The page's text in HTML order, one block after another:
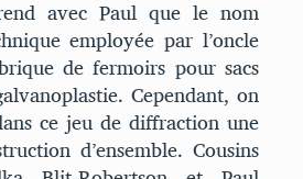
avec Paul que le nom
employée par l’oncle
de fermoirs pour sacs
Cependant, on
ce jeu de diffraction une
d’ensemble. Cousins